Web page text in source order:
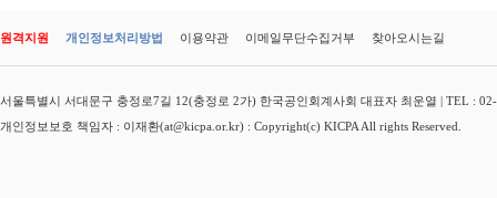
원격지원 개인정보처리방법 이용약관 이메일무단수집거부 찾아오시는길
서울특별시 서대문구 충정로7길 12(충정로 2가) 한국공인회계사회 대표자 최운열 | TEL :
개인정보보호 책임자 : 이재환(at@kicpa.or.kr) : Copyright(c) KICPA All rights Reserved.